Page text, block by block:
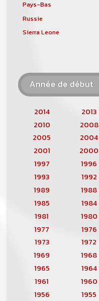
Pays-Bas
Russie
Sierra Leone
Année de début
2014 2013
2010
2008
2005
2004
2001
2000
1997
1996
1993
1992
1989
1988
1985
1984
1981
1980
1977
1976
1973
1972
1969
1968
1965
1964
1961
1960
1956
1955